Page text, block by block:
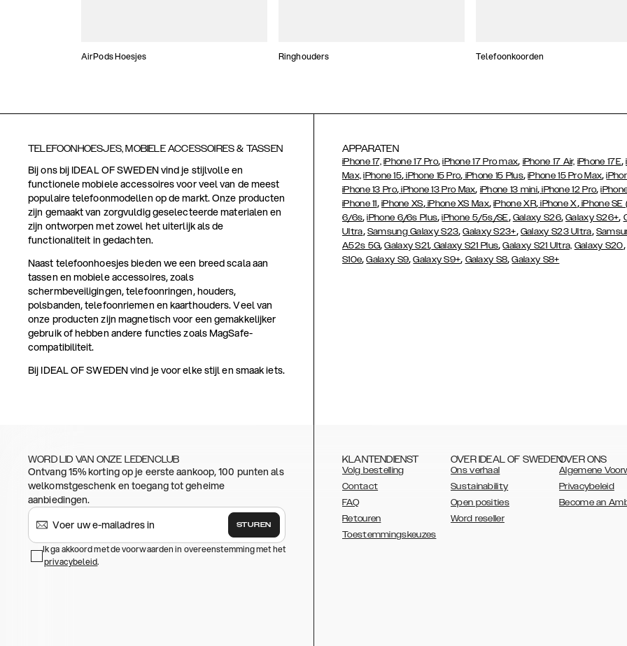
AirPods Hoesjes Ringhouders Telefoonkoorden
TELEFOONHOESJES, MOBIELE ACCESSOIRES & TASSEN
Bij ons bij IDEAL OF SWEDEN vind je stijlvolle en
functionele mobiele accessoires voor veel van de meest
populaire telefoonmodellen op de markt. Onze producten
zijn gemaakt van zorgvuldig geselecteerde materialen en
zijn ontworpen met zowel het uiterlijk als de
functionaliteit in gedachten.
Naast telefoonhoesjes bieden we een breed scala aan
tassen en mobiele accessoires, zoals
schermbeveiligingen, telefoonringen, houders,
polsbanden, telefoonriemen en kaarthouders. Veel van
onze producten zijn magnetisch voor een gemakkelijker
gebruik of hebben andere functies zoals MagSafe-
compatibiliteit.
Bij IDEAL OF SWEDEN vind je voor elke stijl en smaak iets.
APPARATEN
iPhone 17, iPhone 17 Pro,iPhone 17 Pro max, iPhone 17 Air, iPhone 17E,
Max, iPhone 15, iPhone 15 Pro, iPhone 15 Plus,iPhone 15 Pro Max,
iPhone 13 Pro, iPhone 13 Pro Max, iPhone 13 mini,iPhone 12 Pro,
iPhone 11, iPhone XS,iPhone XS Max,iPhone XR,iPhone X,iPhone
6/6s,iPhone 6/6s Plus,iPhone 5/5s/SE, Galaxy S26,Galaxy S26+,
Ultra, Samsung Galaxy S23,Galaxy S23+, Galaxy S23 Ultra,
A52s 5G,Galaxy S21, Galaxy S21 Plus,Galaxy S21 Ultra, Galaxy S20,
S10e,Galaxy S9,Galaxy S9+, Galaxy S8,Galaxy S8+
WORD LID VAN ONZE LEDENCLUB
Ontvang 15% korting op je eerste aankoop, 100 punten als
welkomstgeschenk en toegang tot geheime
aanbiedingen.
STUREN
Ik ga akkoord met de voorwaarden in overeenstemming met het
privacybeleid.
KLANTENDIENST
Volg bestelling
Contact
FAQ
Retouren
Toestemmingskeuzes
OVER IDEAL OF SWEDEN
Ons verhaal
Sustainability
Open posities
Word reseller
OVER ONS
Algemene
Privacybeleid
Become an
AUSTRALIA